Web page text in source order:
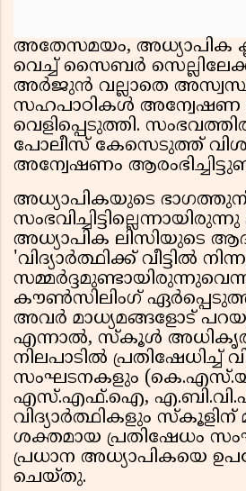
അതേസമയം, അധ്യാപിക
വെച്ച് സൈബർ
അർജുൻ വല്ലാതെ
സഹപാഠികൾ
വെളിപ്പെടുത്തി.
പോലീസ് കേസെടുത്ത്
അന്വേഷണം
അധ്യാപികയുടെ
അധ്യാപിക ലിസിയുടെ
'വിദ്യാർത്ഥിക്ക് വീട്ടിൽ
കൗൺസിലിംഗ്
അവർ മാധ്യമങ്ങളോട്
എന്നാൽ, സ്കൂൾ
നിലപാടിൽ പ്രതിഷേധിച്ച്
സംഘടനകളും
എസ്.എഫ്.ഐ,
വിദ്യാർത്ഥികളും സ്കൂളിന്
ശക്തമായ പ്രതിഷേധം
പ്രധാന അധ്യാപികയെ
ചെയ്തു.